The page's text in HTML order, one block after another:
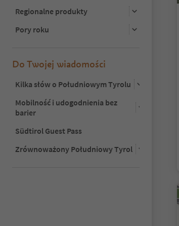
Regionalne produkty
Pory roku
Do Twojej wiadomości
Kilka słów o Południowym Tyrolu
Mobilność i udogodnienia bez
barier
Südtirol Guest Pass
Zrównoważony Południowy Tyrol